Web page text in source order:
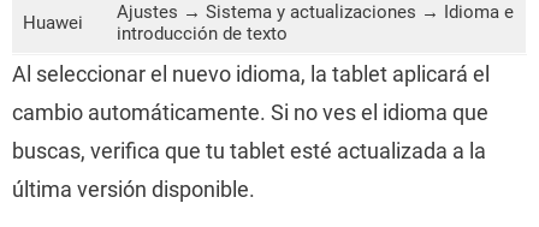
Huawei
Ajustes → Sistema y actualizaciones → Idioma e
introducción de texto
Al seleccionar el nuevo idioma, la tablet aplicará el
cambio automáticamente. Si no ves el idioma que
buscas, verifica que tu tablet esté actualizada a la
última versión disponible.